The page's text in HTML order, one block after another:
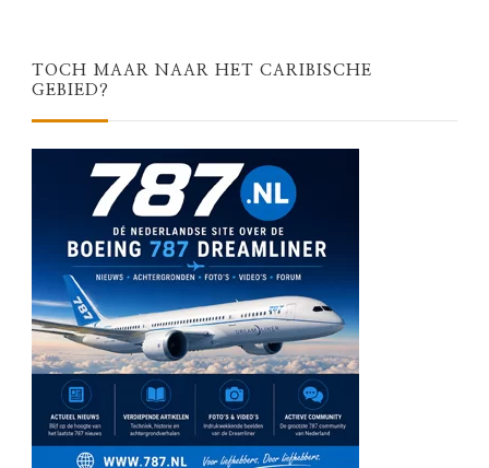
TOCH MAAR NAAR HET CARIBISCHE
GEBIED?